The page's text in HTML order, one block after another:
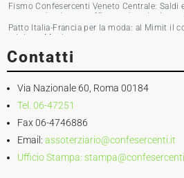
Fismo Confesercenti Veneto Centrale: Saldi
commercianti su tre affluenza in calo.
Patto Italia-Francia per la moda: al Mimit il
ministro Martin
Contatti
Via Nazionale 60, Roma 00184
Tel. 06-47251
Fax 06-4746886
Email: assoterziario@confesercenti.it
Ufficio Stampa: